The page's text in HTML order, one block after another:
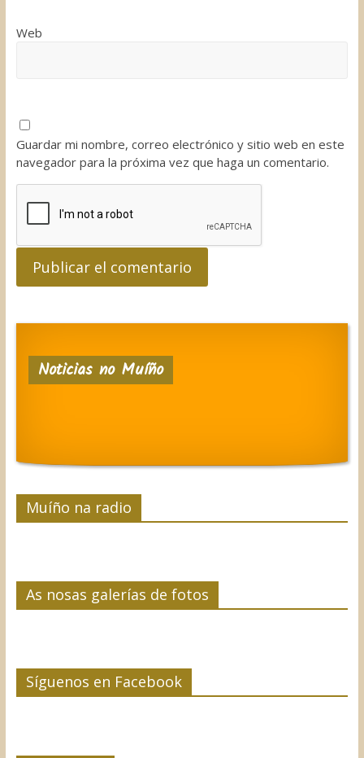
Web
Guardar mi nombre, correo electrónico y sitio web en este
navegador para la próxima vez que haga un comentario.
Noticias no Muíño
Muíño na radio
As nosas galerías de fotos
Síguenos en Facebook